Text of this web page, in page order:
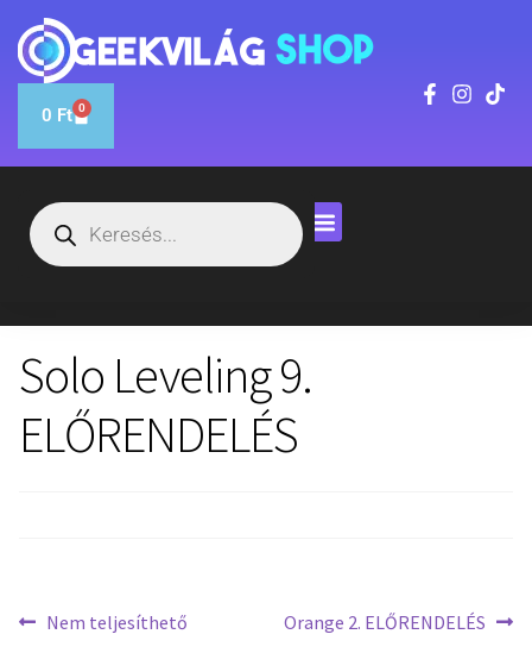
0 Ft 0
Solo Leveling 9.
ELŐRENDELÉS
Nem teljesíthető Orange 2. ELŐRENDELÉS